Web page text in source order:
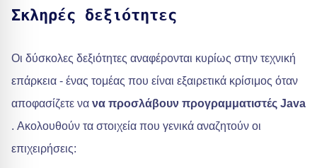
Σκληρές δεξιότητες
Οι δύσκολες δεξιότητες αναφέρονται κυρίως στην τεχνική
επάρκεια - ένας τομέας που είναι εξαιρετικά κρίσιμος όταν
αποφασίζετε να να προσλάβουν προγραμματιστές Java
. Ακολουθούν τα στοιχεία που γενικά αναζητούν οι
επιχειρήσεις: